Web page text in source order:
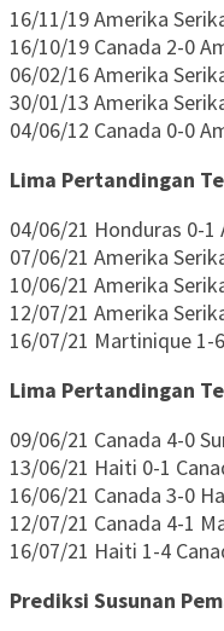
16/11/19 Amerika
16/10/19 Canada 2-0
06/02/16 Amerika
30/01/13 Amerika
04/06/12 Canada 0-0
Lima Pertandingan
04/06/21 Honduras 0-
07/06/21 Amerika
10/06/21 Amerika
12/07/21 Amerika
16/07/21 Martinique 1-
Lima Pertandingan
09/06/21 Canada 4-0
13/06/21 Haiti 0-1
16/06/21 Canada 3-0
12/07/21 Canada 4-1
16/07/21 Haiti 1-4
Prediksi Susunan